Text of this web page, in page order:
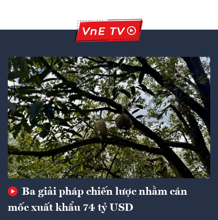
Ba giải pháp chiến lược nhằm cán
mốc xuất khẩu 74 tỷ USD